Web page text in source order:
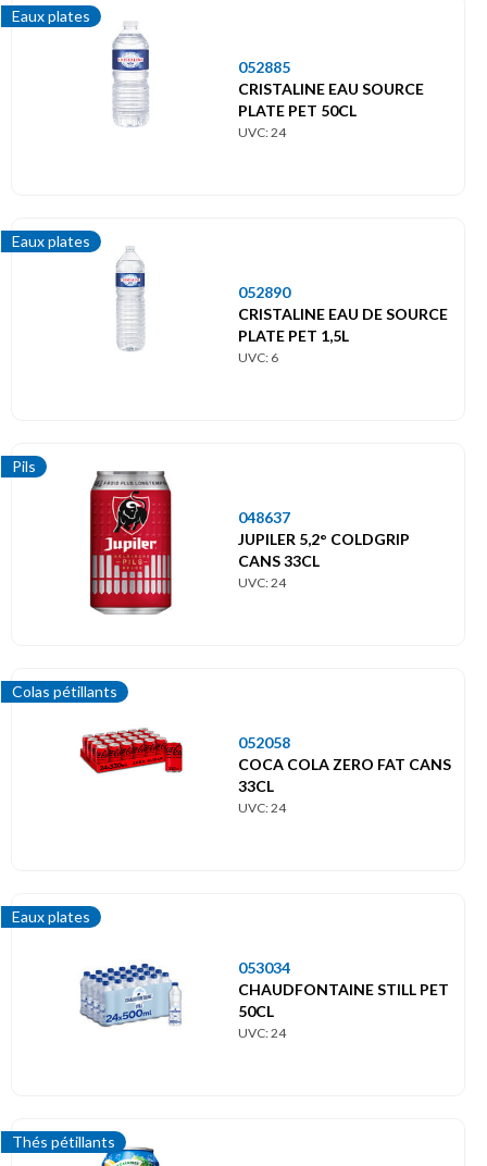
Eaux plates
052885
CRISTALINE EAU SOURCE
PLATE PET 50CL
UVC: 24
Eaux plates
052890
CRISTALINE EAU DE SOURCE
PLATE PET 1,5L
UVC: 6
Pils
048637
JUPILER 5,2° COLDGRIP
CANS 33CL
UVC: 24
Colas pétillants
052058
COCA COLA ZERO FAT CANS
33CL
UVC: 24
Eaux plates
053034
CHAUDFONTAINE STILL PET
50CL
UVC: 24
Thés pétillants